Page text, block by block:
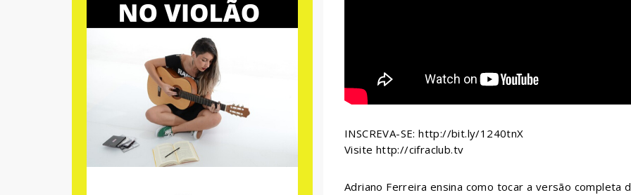
INSCREVA-SE: http://bit.ly/1240tnX
Visite http://cifraclub.tv
Adriano Ferreira ensina como tocar a versão completa